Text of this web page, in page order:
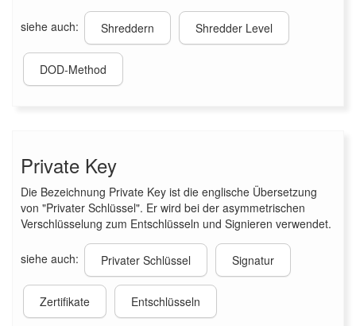
siehe auch: Shreddern Shredder Level
DOD-Method
Private Key
Die Bezeichnung Private Key ist die englische Übersetzung
von "Privater Schlüssel". Er wird bei der asymmetrischen
Verschlüsselung zum Entschlüsseln und Signieren verwendet.
siehe auch: Privater Schlüssel Signatur
Zertifikate Entschlüsseln